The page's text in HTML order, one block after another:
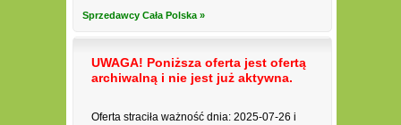
Sprzedawcy Cała Polska »
UWAGA! Poniższa oferta jest ofertą
archiwalną i nie jest już aktywna.
Oferta straciła ważność dnia: 2025-07-26 i